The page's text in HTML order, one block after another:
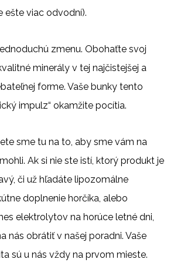
ešte viac odvodní).
zmenu. Obohaťte svoj
minerály v tej najčistejšej a
forme. Vaše bunky tento
impulz“ okamžite pocítia.
sme tu na to, aby sme vám na
Ak si nie ste istí, ktorý produkt je
či už hľadáte lipozomálne
doplnenie horčíka, alebo
elektrolytov na horúce letné dni,
nás obrátiť v našej poradni. Vaše
sú u nás vždy na prvom mieste.